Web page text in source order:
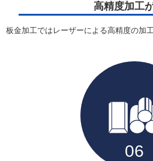
高精度加工
板金加工ではレーザーによる高精度の加